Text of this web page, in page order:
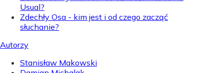
Usual?
Zdechły Osa - kim jest i od czego zacząć
słuchanie?
Autorzy
Stanisław Makowski